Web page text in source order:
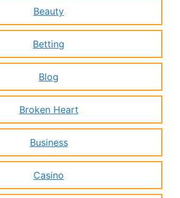
Beauty
Betting
Blog
Broken Heart
Business
Casino